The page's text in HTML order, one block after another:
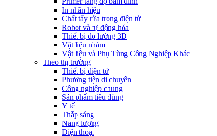
In nhãn hiệu
Chất tẩy rửa trong điện tử
Robot và tự động hóa
Thiết bị đo lường 3D
Vật liệu nhám
Vật liệu và Phụ Tùng Công Nghiệp Khác
Theo thị trường
Thiết bị điện tử
Phương tiện di chuyển
Công nghiệp chung
Sản phẩm tiêu dùng
Y tế
Thắp sáng
Năng lượng
Điện thoại